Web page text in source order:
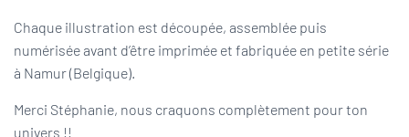
Chaque illustration est découpée, assemblée puis
numérisée avant d’être imprimée et fabriquée en petite série
à Namur (Belgique).
Merci Stéphanie, nous craquons complètement pour ton
univers !!